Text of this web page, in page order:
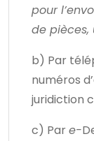
pour
de pièces,
b) Par
numéros
juridiction
c) Pare-